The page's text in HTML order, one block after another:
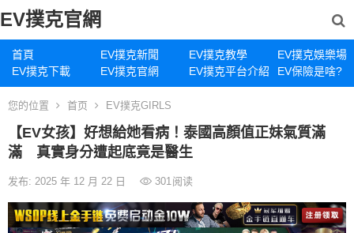
EV撲克官網
首頁 EV撲克新聞 EV撲克教學
EV撲克娛樂場
EV撲克下載
EV撲克官網 EV撲克平台介紹 EV保險是啥?
您的位置 首页 EV撲克GIRLS
【EV女孩】好想給她看病！泰國高顏值正妹氣質滿
滿 真實身分遭起底竟是醫生
发布: 2025 年 12 月 22 日 301阅读